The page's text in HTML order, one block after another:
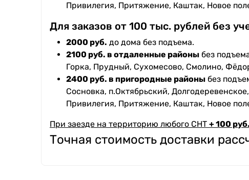
Привилегия, Притяжение, Каштак, Новое
Для заказов от 100 тыс. рублей без
2000 руб. до дома без подъема.
2100 руб. в отдаленные районы без
Горка, Прудный, Сухомесово, Смолино,
2400 руб. в пригородные районы без
Сосновка, п.Октябрьский,
Привилегия, Притяжение, Каштак, Новое
При заезде на территорию любого СНТ + 100 руб.
Точная стоимость доставки